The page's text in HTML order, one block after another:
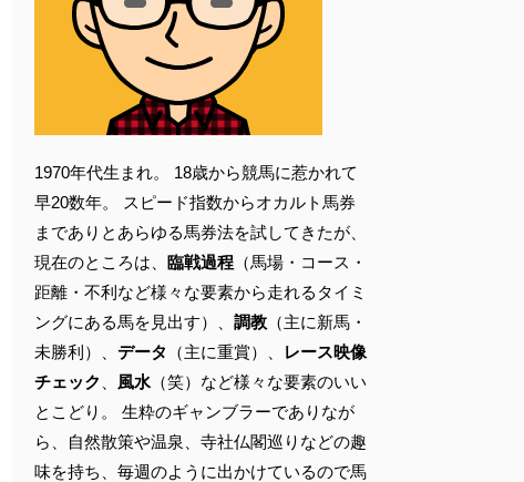
1970年代生まれ。 18歳から競馬に惹かれて
早20数年。 スピード指数からオカルト馬券
までありとあらゆる馬券法を試してきたが、
現在のところは、 臨戦過程 （馬場・コース・
距離・不利など様々な要素から走れるタイミ
ングにある馬を見出す）、 調教 （主に新馬・
未勝利）、 データ （主に重賞）、
レース映像
チェック
風水 （笑）など様々な要素のいい
とこどり。 生粋のギャンブラーでありなが
ら、自然散策や温泉、寺社仏閣巡りなどの趣
味を持ち、毎週のように出かけているので馬